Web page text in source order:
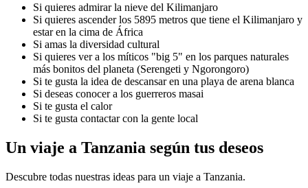
Si quieres admirar la nieve del Kilimanjaro
Si quieres ascender los 5895 metros que tiene el Kilimanjaro y
estar en la cima de África
Si amas la diversidad cultural
Si quieres ver a los míticos "big 5" en los parques naturales
más bonitos del planeta (Serengeti y Ngorongoro)
Si te gusta la idea de descansar en una playa de arena blanca
Si deseas conocer a los guerreros masai
Si te gusta el calor
Si te gusta contactar con la gente local
Un viaje a Tanzania según tus deseos
Descubre todas nuestras ideas para un viaje a Tanzania.